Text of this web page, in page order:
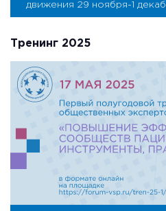
движения 29 ноября-1
Тренинг 2025